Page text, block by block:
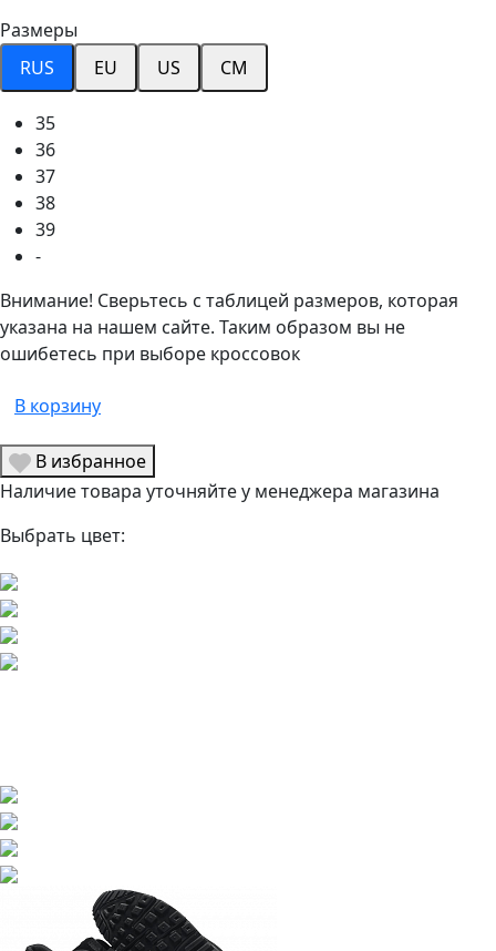
Размеры
RUS
EU US CM
35
36
37
38
39
-
Внимание! Сверьтесь с таблицей размеров, которая
указана на нашем сайте. Таким образом вы не
ошибетесь при выборе кроссовок
В корзину
В избранное
Наличие товара уточняйте у менеджера магазина
Выбрать цвет: